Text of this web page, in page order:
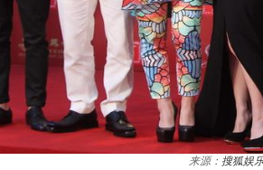
来源： 搜狐娱